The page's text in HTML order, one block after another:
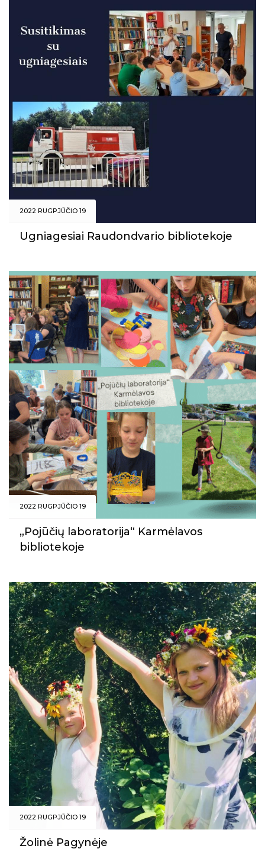
2022 RUGPJŪČIO 19
Ugniagesiai Raudondvario bibliotekoje
2022 RUGPJŪČIO 19
„Pojūčių laboratorija“ Karmėlavos
bibliotekoje
2022 RUGPJŪČIO 19
Žolinė Pagynėje